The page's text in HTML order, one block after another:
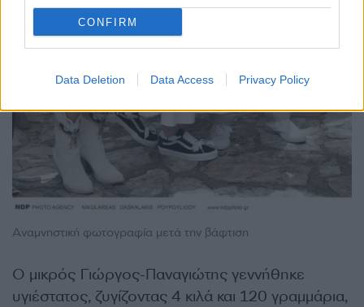
CONFIRM
Data Deletion Data Access Privacy Policy
Αναμνηστική φωτογραφία μετά την βάφτιση
Ο μικρός Γιώργος-Παναγιώτης γεννήθηκε
υγιέστατος, ζυγίζοντας 4 κιλά και 120 γραμμάρια,